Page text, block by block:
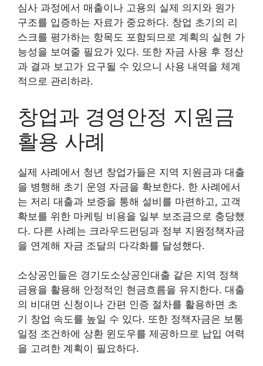
심사 과정에서 매출이나 고용의 실제 의지와 원가
구조를 입증하는 자료가 중요하다. 창업 초기의 리
스크를 평가하는 항목도 포함되므로 계획의 실현 가
능성을 보여줄 필요가 있다. 또한 자금 사용 후 정산
과 결과 보고가 요구될 수 있으니 사용 내역을 체계
적으로 관리하라.
창업과 경영안정 지원금
활용 사례
실제 사례에서 청년 창업가들은 지역 지원금과 대출
을 병행해 초기 운영 자금을 확보한다. 한 사례에서
는 저리 대출과 보증을 통해 설비를 마련하고, 고객
확보를 위한 마케팅 비용을 일부 보조금으로 충당했
다. 다른 사례는 크라우드펀딩과 정부 지원정책자금
을 연계해 자금 조달의 다각화를 달성했다.
소상공인들은 경기도소상공인대출 같은 지역 정책
금융을 활용해 안정적인 현금흐름을 유지한다. 대출
의 비대면 신청이나 간편 인증 절차를 활용하면 초
기 창업 속도를 높일 수 있다. 또한 정책자금은 보통
일정 조건하에 상환 윈도우를 제공하므로 납입 여력
을 고려한 계획이 필요하다.